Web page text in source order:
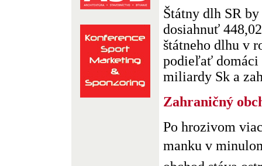
Štátny dlh SR
dosiahnuť
štátneho dlhu v
podieľať domáci
miliardy Sk a
Zahraničný
Po hrozivom
manku v